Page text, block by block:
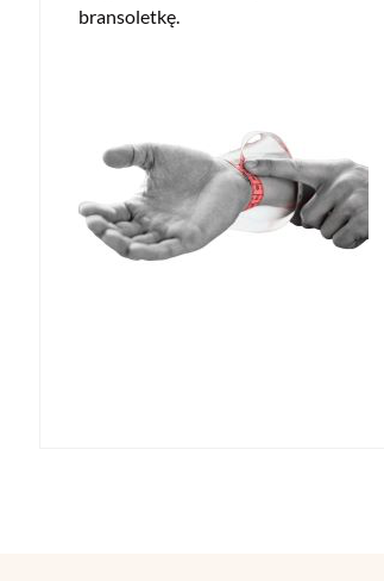
bransoletkę.